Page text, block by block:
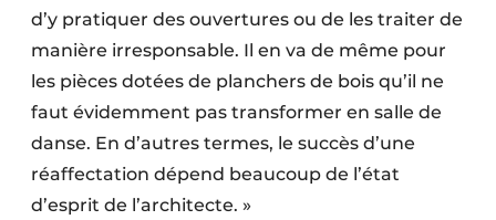
d’y pratiquer des ouvertures ou de les traiter de
manière irresponsable. Il en va de même pour
les pièces dotées de planchers de bois qu’il ne
faut évidemment pas transformer en salle de
danse. En d’autres termes, le succès d’une
réaffectation dépend beaucoup de l’état
d’esprit de l’architecte. »